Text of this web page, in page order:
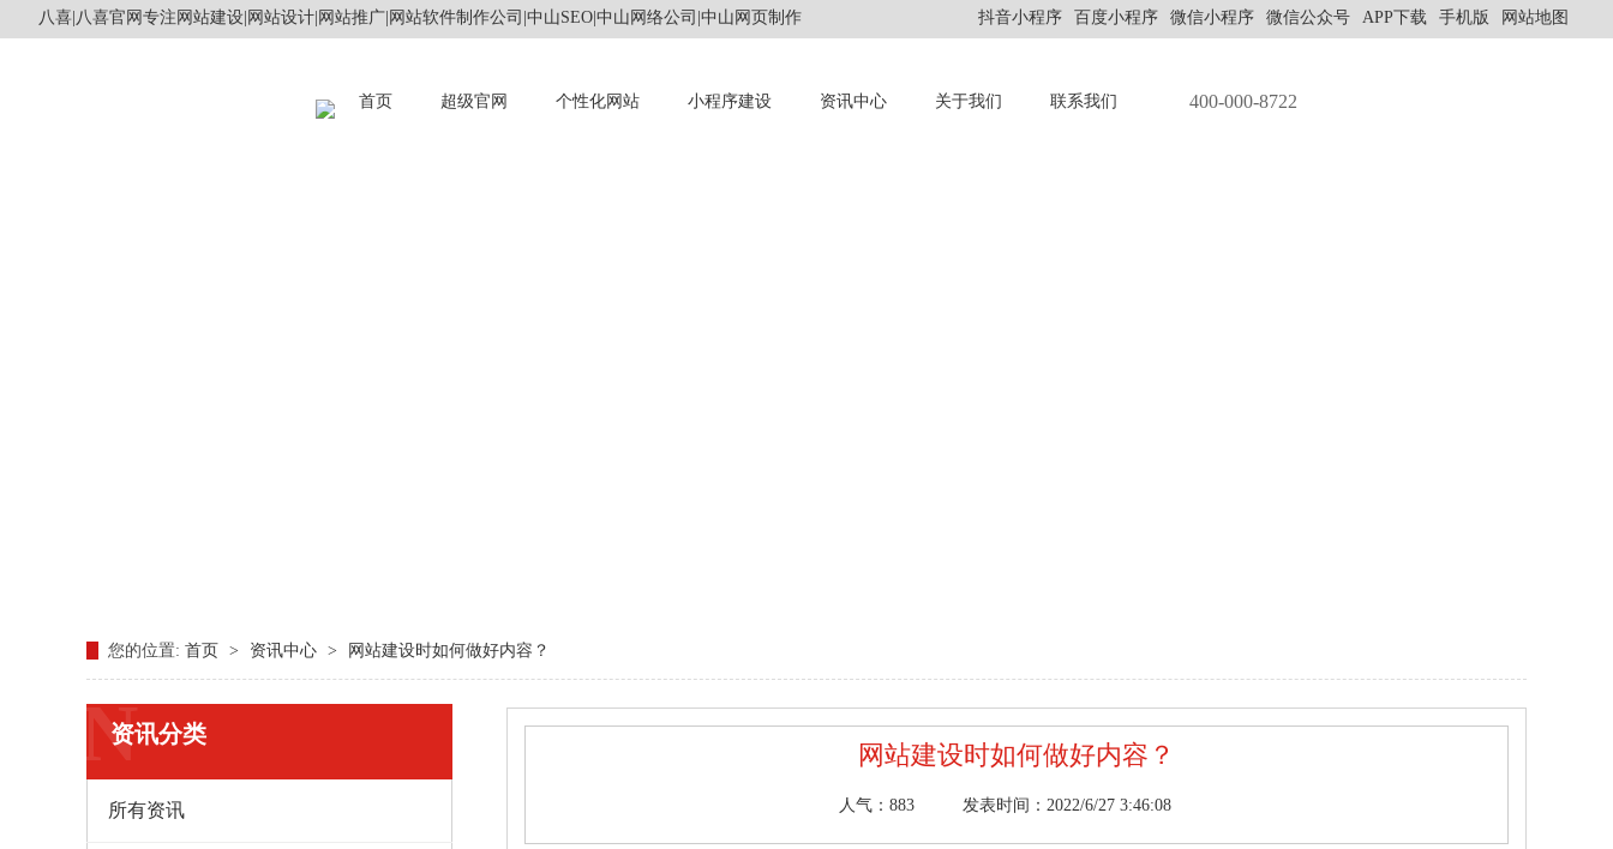
八喜|八喜官网专注网站建设|网站设计|网站推广|网站软件制作公司|中山SEO|中山网络公司|中山网页制作 抖音小程序 百度小程序 微信小程序 微信公众号 APP下载 手机版 网站地图
首页 超级官网 个性化网站 小程序建设 资讯中心 关于我们 联系我们 400-000-8722
您的位置: 首页 > 资讯中心 > 网站建设时如何做好内容？
资讯分类
N
所有资讯
网站建设时如何做好内容？
人气： 883 发表时间：2022/6/27 3:46:08